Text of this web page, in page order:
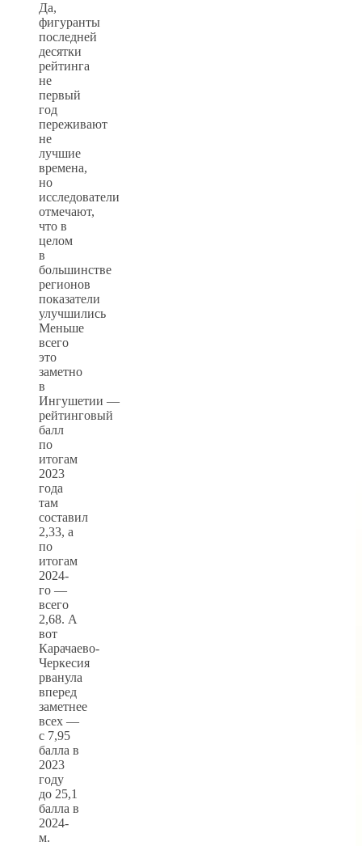
Да,
фигуранты
последней
десятки
рейтинга
не
первый
год
переживают
не
лучшие
времена,
но
исследователи
отмечают,
что в
целом
в
большинстве
регионов
показатели
улучшились
Меньше
всего
это
заметно
в
Ингушетии —
рейтинговый
балл
по
итогам
2023
года
там
составил
2,33, а
по
итогам
2024-
го —
всего
2,68. А
вот
Карачаево-
Черкесия
рванула
вперед
заметнее
всех —
с 7,95
балла в
2023
году
до 25,1
балла в
2024-
м.